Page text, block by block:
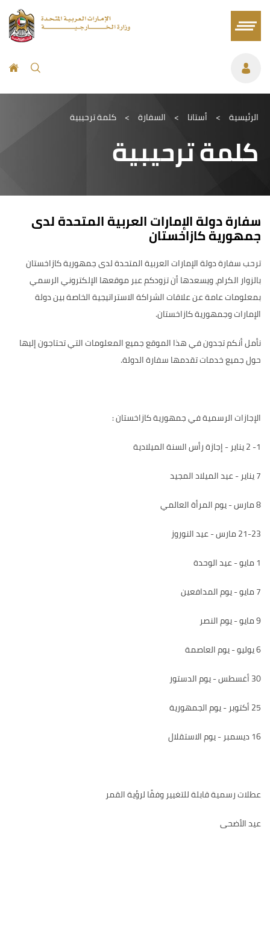
الرئيسية > أستانا > السفارة > كلمة ترحيبية
كلمة ترحيبية
سفارة دولة الإمارات العربية المتحدة لدى
جمهورية كازاخستان
ترحب سفارة دولة الإمارات العربية المتحدة لدى جمهورية كازاخستان
بالزوار الكرام، ويسعدها أن تزودكم عبر موقعها الإلكتروني الرسمي
بمعلومات عامة عن علاقات الشراكة الاستراتيجية الخاصة بين دولة
الإمارات وجمهورية كازاخستان.
نأمل أنكم تجدون في هذا الموقع جميع المعلومات التي تحتاجون إليها
حول جميع خدمات تقدمها سفارة الدولة.
الإجازات الرسمية في جمهورية كازاخستان :
1- 2 يناير - إجازة رأس السنة الميلادية
7 يناير - عيد الميلاد المجيد
8 مارس - يوم المرأة العالمي
21-23 مارس - عيد النوروز
1 مايو - عيد الوحدة
7 مايو - يوم المدافعين
9 مايو - يوم النصر
6 يوليو - يوم العاصمة
30 أغسطس - يوم الدستور
25 أكتوبر - يوم الجمهورية
16 ديسمبر - يوم الاستقلال
عطلات رسمية قابلة للتغيير وفقًا لرؤية القمر
عيد الأضحى